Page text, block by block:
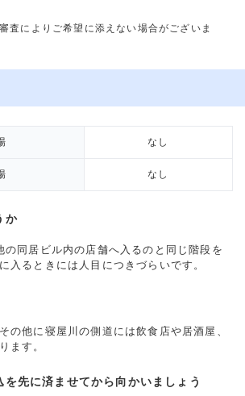
査によりご希望に添えない場合がございま
なし
なし
か
の同居ビル内の店舗へ入るのと同じ階段を
入るときには人目につきづらいです。
の他に寝屋川の側道には飲食店や居酒屋、
ます。
を先に済ませてから向かいましょう